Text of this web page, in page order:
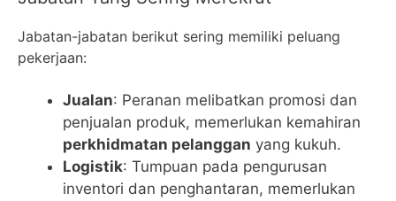
Jabatan-jabatan berikut sering memiliki peluang
pekerjaan:
Jualan: Peranan melibatkan promosi dan
penjualan produk, memerlukan kemahiran
perkhidmatan pelanggan yang kukuh.
Logistik: Tumpuan pada pengurusan
inventori dan penghantaran, memerlukan